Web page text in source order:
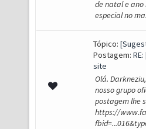
de natal e ano
especial no
Tópico:
Postagem:
site
Olá.
nosso grupo
postagem lhe
https://